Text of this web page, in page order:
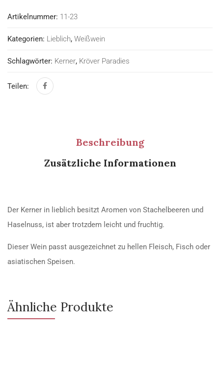
Artikelnummer: 11-23
Kategorien: Lieblich, Weißwein
Schlagwörter: Kerner, Kröver Paradies
Teilen:
Beschreibung
Zusätzliche Informationen
Der Kerner in lieblich besitzt Aromen von Stachelbeeren und
Haselnuss, ist aber trotzdem leicht und fruchtig.
Dieser Wein passt ausgezeichnet zu hellen Fleisch, Fisch oder
asiatischen Speisen.
Ähnliche Produkte